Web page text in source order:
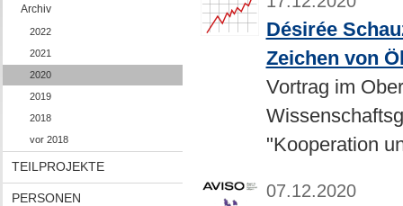
Archiv
2022
2021
2020
2019
2018
vor 2018
TEILPROJEKTE
PERSONEN
Désirée
Zeichen von
Vortrag im
"Kooperation
07.12.2020